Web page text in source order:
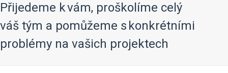
Přijedeme k vám, proškolíme celý
váš tým a pomůžeme s konkrétními
problémy na vašich projektech